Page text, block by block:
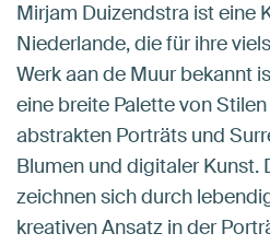
Mirjam Duizendstra ist eine
Niederlande, die für ihre
Werk aan de Muur bekannt
eine breite Palette von
abstrakten Porträts und
Blumen und digitaler Kunst.
zeichnen sich durch
kreativen Ansatz in der